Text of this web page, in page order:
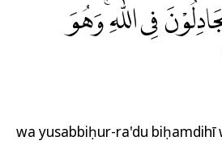
فِى اللّٰهِ ۚوَهُوَ
wa yusabbiḥur-ra'du biḥamdihī